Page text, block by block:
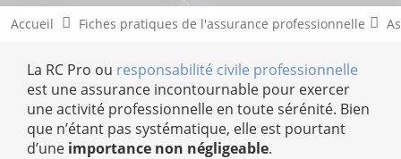
Accueil Fiches pratiques de l'assurance professionnelle
La RC Pro ou responsabilité civile professionnelle
est une assurance incontournable pour exercer
une activité professionnelle en toute sérénité. Bien
que n’étant pas systématique, elle est pourtant
d’une importance non négligeable.